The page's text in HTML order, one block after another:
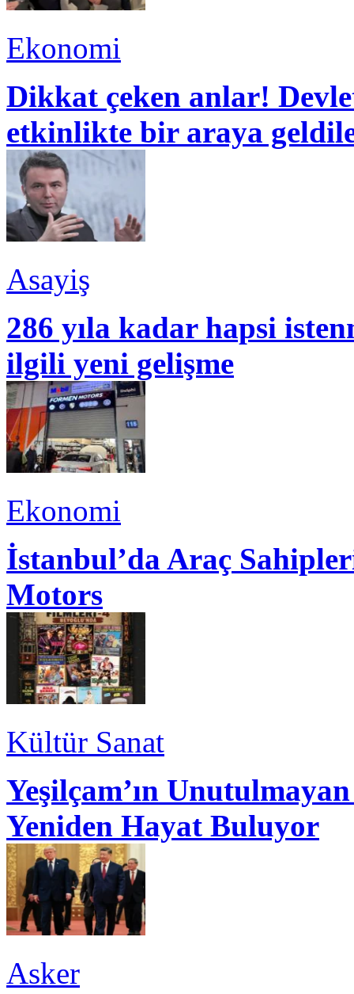
Ekonomi
Dikkat çeken anlar!
etkinlikte bir araya
Asayiş
286 yıla kadar hapsi
ilgili yeni gelişme
Ekonomi
İstanbul’da Araç
Motors
Kültür Sanat
Yeşilçam’ın
Yeniden Hayat Buluyor
Asker